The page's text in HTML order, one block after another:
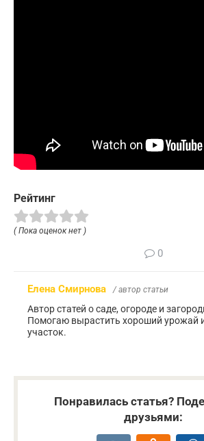
Рейтинг
( Пока оценок нет )
0
Елена Смирнова / автор статьи
Автор статей о саде, огороде и
Помогаю вырастить хороший урожай
участок.
Понравилась статья?
друзьями: